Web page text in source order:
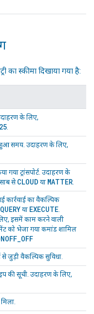
का स्कीमा दिखाया गया है:
के लिए,
समय. उदाहरण के लिए,
गया ट्रांसपोर्ट. उदाहरण के
सेCLOUD या MATTER
कार्रवाई का वैकल्पिक
QUERYया EXECUTE
इसमें काम करने वाली
को भेजा गया कमांड शामिल
_OFF
से जुड़ी वैकल्पिक सुविधा.
की सूची. उदाहरण के लिए,